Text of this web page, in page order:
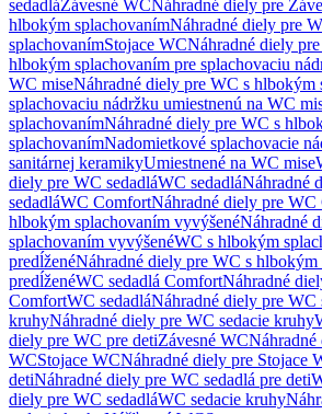
sedadláZávesné WCNáhradné diely pre
hlbokým splachovanímNáhradné diely pre
splachovanímStojace WCNáhradné diely
hlbokým splachovaním pre splachovaciu
WC miseNáhradné diely pre WC s hlbokým
splachovaciu nádržku umiestnenú na WC
splachovanímNáhradné diely pre WC s
splachovanímNadomietkové splachovacie
sanitárnej keramikyUmiestnené na WC mise
diely pre WC sedadláWC sedadláNáhradné
sedadláWC ComfortNáhradné diely pre WC
hlbokým splachovaním vyvýšenéNáhradné
splachovaním vyvýšenéWC s hlbokým
predĺženéNáhradné diely pre WC s hlbokým
predĺženéWC sedadlá ComfortNáhradné
ComfortWC sedadláNáhradné diely pre WC
kruhyNáhradné diely pre WC sedacie kruhy
diely pre WC pre detiZávesné WCNáhradné
WCStojace WCNáhradné diely pre Stojace
detiNáhradné diely pre WC sedadlá pre deti
diely pre WC sedadláWC sedacie kruhy